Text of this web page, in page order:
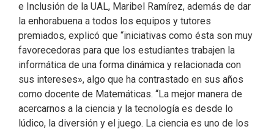
e Inclusión de la UAL, Maribel Ramírez, además de dar
la enhorabuena a todos los equipos y tutores
premiados, explicó que “iniciativas como ésta son muy
favorecedoras para que los estudiantes trabajen la
informática de una forma dinámica y relacionada con
sus intereses», algo que ha contrastado en sus años
como docente de Matemáticas. “La mejor manera de
acercarnos a la ciencia y la tecnología es desde lo
lúdico, la diversión y el juego. La ciencia es uno de los